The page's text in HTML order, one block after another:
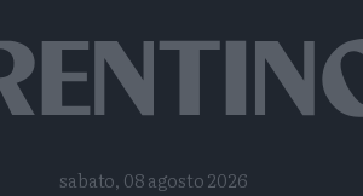
Telegram
RSSsabato, 08 agosto 2026